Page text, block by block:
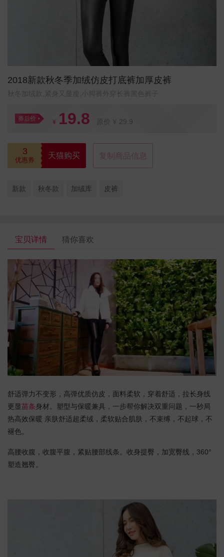
2018新款秋冬季加绒仿皮打底裤加厚皮裤
券后价 ¥ 19.8 原价 ¥ 29.9
3
优惠券
天猫购买 复制商品信息
新款 秋冬款 加绒库 皮裤
宝贝详情 猜你喜欢
舒适弹力不变形，高弹优质仿皮，面料柔软，穿着舒适，拉长身线
更显苗条身材。塑型与保暖兼具，一步帮你解决双重问题，一秒局
热高效保暖 亲肤舒适超柔绒，柔软贴合肌肤，不束缚，不起球，不
褪色。
高腰收腹，收腹平腹，紧贴腰部线条。收身提臀，加宽臀线，360°
塑造翘臀。